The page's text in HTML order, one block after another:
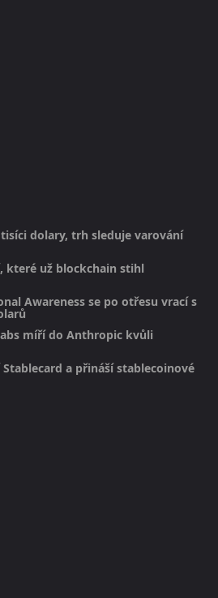
dolary, trh sleduje varování
které už blockchain stihl
Awareness se po otřesu vrací s
míří do Anthropic kvůli
a přináší stablecoinové